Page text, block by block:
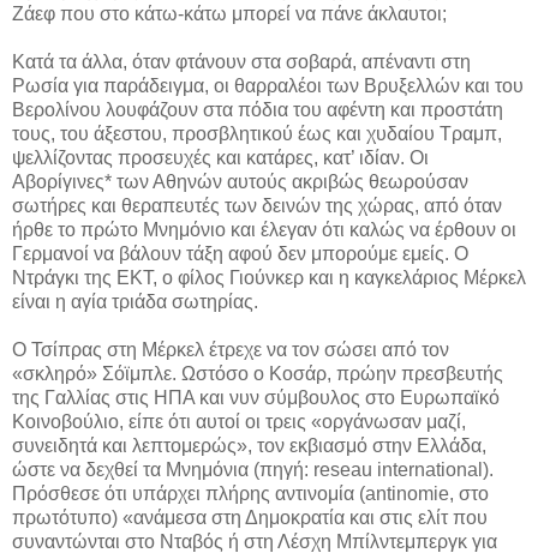
Ζάεφ που στο κάτω-κάτω μπορεί να πάνε άκλαυτοι;
Κατά τα άλλα, όταν φτάνουν στα σοβαρά, απέναντι στη
Ρωσία για παράδειγμα, οι θαρραλέοι των Βρυξελλών και του
Βερολίνου λουφάζουν στα πόδια του αφέντη και προστάτη
τους, του άξεστου, προσβλητικού έως και χυδαίου Τραμπ,
ψελλίζοντας προσευχές και κατάρες, κατ’ ιδίαν. Οι
Αβορίγινες* των Αθηνών αυτούς ακριβώς θεωρούσαν
σωτήρες και θεραπευτές των δεινών της χώρας, από όταν
ήρθε το πρώτο Μνημόνιο και έλεγαν ότι καλώς να έρθουν οι
Γερμανοί να βάλουν τάξη αφού δεν μπορούμε εμείς. Ο
Ντράγκι της ΕΚΤ, ο φίλος Γιούνκερ και η καγκελάριος Μέρκελ
είναι η αγία τριάδα σωτηρίας.
Ο Τσίπρας στη Μέρκελ έτρεχε να τον σώσει από τον
«σκληρό» Σόϊμπλε. Ωστόσο ο Κοσάρ, πρώην πρεσβευτής
της Γαλλίας στις ΗΠΑ και νυν σύμβουλος στο Ευρωπαϊκό
Κοινοβούλιο, είπε ότι αυτοί οι τρεις «οργάνωσαν μαζί,
συνειδητά και λεπτομερώς», τον εκβιασμό στην Ελλάδα,
ώστε να δεχθεί τα Μνημόνια (πηγή: reseau international).
Πρόσθεσε ότι υπάρχει πλήρης αντινομία (antinomie, στο
πρωτότυπο) «ανάμεσα στη Δημοκρατία και στις ελίτ που
συναντώνται στο Νταβός ή στη Λέσχη Μπίλντεμπεργκ για